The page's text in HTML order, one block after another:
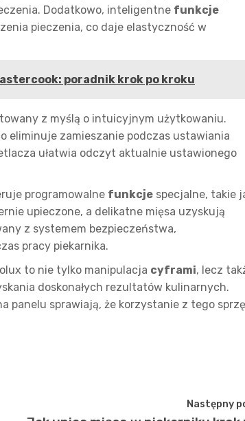
Dodatkowo, inteligentne funkcje
pieczenia, co daje elastyczność w
poradnik krok po kroku
z myślą o intuicyjnym użytkowaniu.
eliminuje zamieszanie podczas ustawiania
ułatwia odczyt aktualnie ustawionego
programowalne funkcje specjalne, takie
upieczone, a delikatne mięsa uzyskują
z systemem bezpieczeństwa,
pracy piekarnika.
to nie tylko manipulacja cyframi, lecz
doskonałych rezultatów kulinarnych.
panelu sprawiają, że korzystanie z tego
Następny